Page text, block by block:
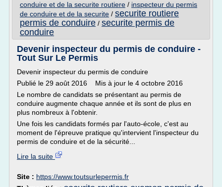
conduire et de la securite routiere / inspecteur du permis
de conduire et de la securite / securite routiere
permis de conduire / securite permis de
conduire
Devenir inspecteur du permis de conduire -
Tout Sur Le Permis
Devenir inspecteur du permis de conduire
Publié le 29 août 2016 Mis à jour le 4 octobre 2016
Le nombre de candidats se présentant au permis de
conduire augmente chaque année et ils sont de plus en
plus nombreux à l'obtenir.
Une fois les candidats formés par l'auto-école, c'est au
moment de l'épreuve pratique qu'intervient l'inspecteur du
permis de conduire et de la sécurité...
Lire la suite
Site : https://www.toutsurlepermis.fr